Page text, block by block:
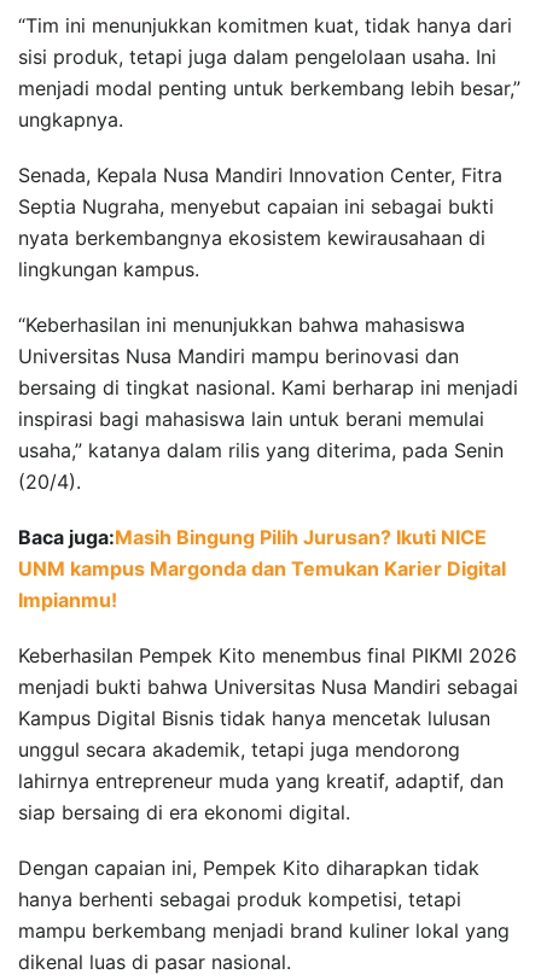
“Tim ini menunjukkan komitmen kuat, tidak hanya dari
sisi produk, tetapi juga dalam pengelolaan usaha. Ini
menjadi modal penting untuk berkembang lebih besar,”
ungkapnya.
Senada, Kepala Nusa Mandiri Innovation Center, Fitra
Septia Nugraha, menyebut capaian ini sebagai bukti
nyata berkembangnya ekosistem kewirausahaan di
lingkungan kampus.
“Keberhasilan ini menunjukkan bahwa mahasiswa
Universitas Nusa Mandiri mampu berinovasi dan
bersaing di tingkat nasional. Kami berharap ini menjadi
inspirasi bagi mahasiswa lain untuk berani memulai
usaha,” katanya dalam rilis yang diterima, pada Senin
(20/4).
Baca juga:Masih Bingung Pilih Jurusan? Ikuti NICE
UNM kampus Margonda dan Temukan Karier Digital
Impianmu!
Keberhasilan Pempek Kito menembus final PIKMI 2026
menjadi bukti bahwa Universitas Nusa Mandiri sebagai
Kampus Digital Bisnis tidak hanya mencetak lulusan
unggul secara akademik, tetapi juga mendorong
lahirnya entrepreneur muda yang kreatif, adaptif, dan
siap bersaing di era ekonomi digital.
Dengan capaian ini, Pempek Kito diharapkan tidak
hanya berhenti sebagai produk kompetisi, tetapi
mampu berkembang menjadi brand kuliner lokal yang
dikenal luas di pasar nasional.